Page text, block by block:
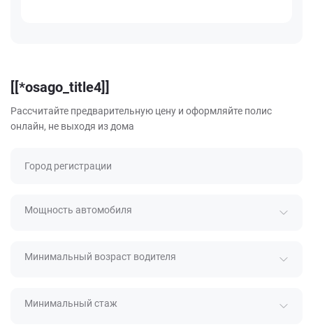
[[*osago_title4]]
Рассчитайте предварительную цену и оформляйте полис
онлайн, не выходя из дома
Город регистрации
Мощность автомобиля
Минимальный возраст водителя
Минимальный стаж